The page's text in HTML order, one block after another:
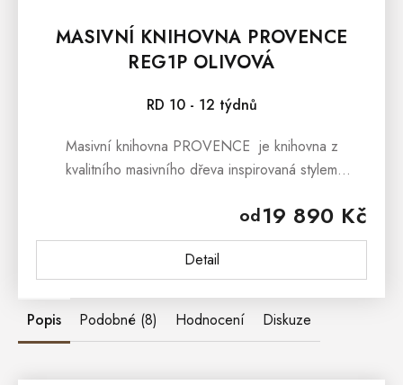
MASIVNÍ KNIHOVNA PROVENCE
REG1P OLIVOVÁ
RD 10 - 12 týdnů
od19 890 Kč
Detail
Masivní knihovna PROVENCE je knihovna z
kvalitního masivního dřeva inspirovaná stylem
knihovna PROVENCE je vyrobená z...
Popis Podobné (8) Hodnocení Diskuze